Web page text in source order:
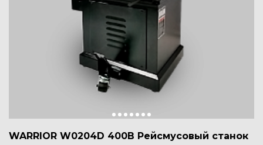
WARRIOR W0204D 400В Рейсмусовый станок